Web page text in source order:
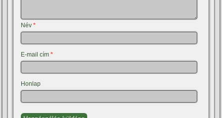
Név*
E-mail cím*
Honlap